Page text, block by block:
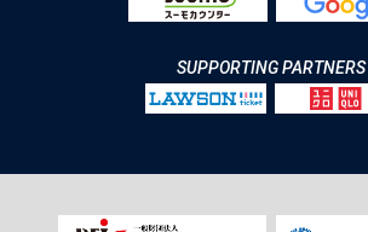
SUPPORTING PARTNERS